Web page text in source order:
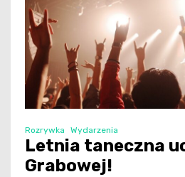
Rozrywka Wydarzenia
Letnia taneczna
Grabowej!